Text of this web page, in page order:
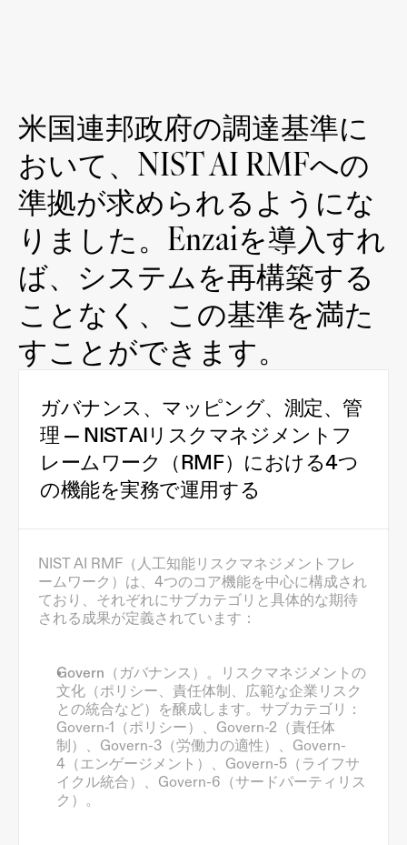
米国連邦政府の調達基準に
おいて、NIST AI RMFへの
準拠が求められるようにな
りました。Enzaiを導入すれ
ば、システムを再構築する
ことなく、この基準を満た
すことができます。
ガバナンス、マッピング、測定、管
理 — NIST AIリスクマネジメントフ
レームワーク（RMF）における4つ
の機能を実務で運用する
NIST AI RMF（人工知能リスクマネジメントフレ
ームワーク）は、4つのコア機能を中心に構成され
ており、それぞれにサブカテゴリと具体的な期待
される成果が定義されています：
Govern（ガバナンス）。
リスクマネジメントの
文化（ポリシー、責任体制、広範な企業リスク
との統合など）を醸成します。サブカテゴリ：
Govern-1（ポリシー）、Govern-2（責任体
制）、Govern-3（労働力の適性）、Govern-
4（エンゲージメント）、Govern-5（ライフサ
イクル統合）、Govern-6（サードパーティリス
ク）。